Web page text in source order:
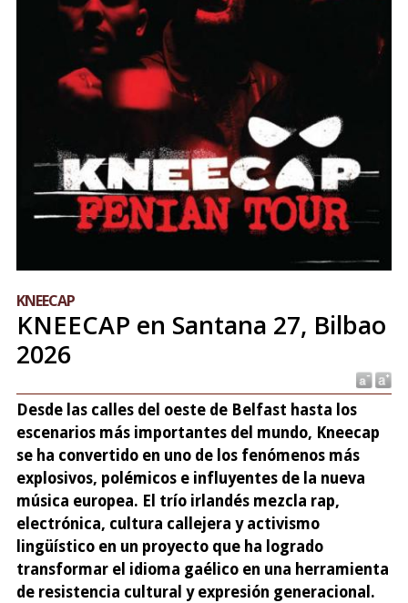
KNEECAP
KNEECAP en Santana 27, Bilbao
2026
Desde las calles del oeste de Belfast hasta los
escenarios más importantes del mundo, Kneecap
se ha convertido en uno de los fenómenos más
explosivos, polémicos e influyentes de la nueva
música europea. El trío irlandés mezcla rap,
electrónica, cultura callejera y activismo
lingüístico en un proyecto que ha logrado
transformar el idioma gaélico en una herramienta
de resistencia cultural y expresión generacional.